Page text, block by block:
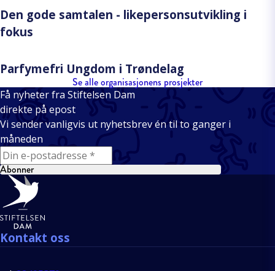
Den gode samtalen - likepersonsutvikling i
fokus
Parfymefri Ungdom i Trøndelag
Se alle organisasjonens prosjekter
Få nyheter fra Stiftelsen Dam
direkte på epost
Vi sender vanligvis ut nyhetsbrev én til to ganger i
måneden
E-mail
Abonner
Bunntekst
Kontakt oss